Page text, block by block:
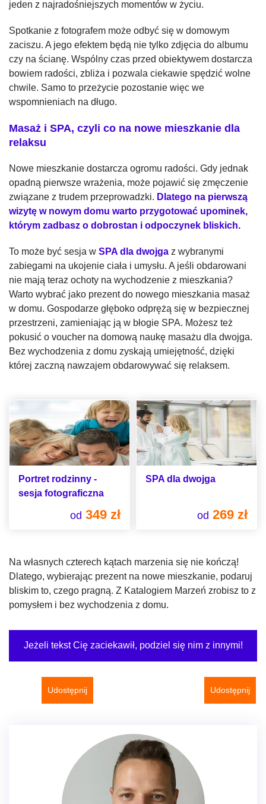
jeden z najradośniejszych momentów w życiu.
Spotkanie z fotografem może odbyć się w domowym
zaciszu. A jego efektem będą nie tylko zdjęcia do albumu
czy na ścianę. Wspólny czas przed obiektywem dostarcza
bowiem radości, zbliża i pozwala ciekawie spędzić wolne
chwile. Samo to przeżycie pozostanie więc we
wspomnieniach na długo.
Masaż i SPA, czyli co na nowe mieszkanie dla
relaksu
Nowe mieszkanie dostarcza ogromu radości. Gdy jednak
opadną pierwsze wrażenia, może pojawić się zmęczenie
związane z trudem przeprowadzki. Dlatego na pierwszą
wizytę w nowym domu warto przygotować upominek,
którym zadbasz o dobrostan i odpoczynek bliskich.
To może być sesja w SPA dla dwojga z wybranymi
zabiegami na ukojenie ciała i umysłu. A jeśli obdarowani
nie mają teraz ochoty na wychodzenie z mieszkania?
Warto wybrać jako prezent do nowego mieszkania masaż
w domu. Gospodarze głęboko odprężą się w bezpiecznej
przestrzeni, zamieniając ją w błogie SPA. Możesz też
pokusić o voucher na domową naukę masażu dla dwojga.
Bez wychodzenia z domu zyskają umiejętność, dzięki
której zaczną nawzajem obdarowywać się relaksem.
Portret rodzinny -
sesja fotograficzna
od 349 zł
SPA dla dwojga
od 269 zł
Na własnych czterech kątach marzenia się nie kończą!
Dlatego, wybierając prezent na nowe mieszkanie, podaruj
bliskim to, czego pragną. Z Katalogiem Marzeń zrobisz to z
pomysłem i bez wychodzenia z domu.
Jeżeli tekst Cię zaciekawił, podziel się nim z innymi!
Udostępnij Udostępnij